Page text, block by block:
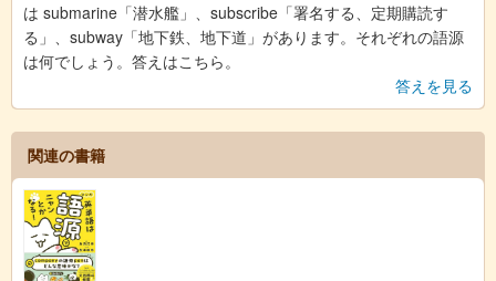
は submarine「潜水艦」、subscribe「署名する、定期購読す
る」、subway「地下鉄、地下道」があります。それぞれの語源
は何でしょう。答えはこちら。
答えを見る
関連の書籍